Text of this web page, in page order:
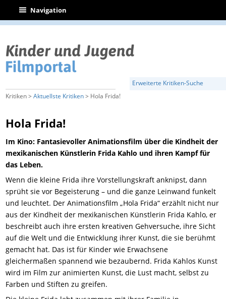
| Navigation
Erweiterte Kritiken-Suche
Kritiken >Aktuellste Kritiken> Hola Frida!
Hola Frida!
Im Kino: Fantasievoller Animationsfilm über die Kindheit der
mexikanischen Künstlerin Frida Kahlo und ihren Kampf für
das Leben.
Wenn die kleine Frida ihre Vorstellungskraft anknipst, dann
sprüht sie vor Begeisterung – und die ganze Leinwand funkelt
und leuchtet. Der Animationsfilm „Hola Frida“ erzählt nicht nur
aus der Kindheit der mexikanischen Künstlerin Frida Kahlo, er
beschreibt auch ihre ersten kreativen Gehversuche, ihre Sicht
auf die Welt und die Entwicklung ihrer Kunst, die sie berühmt
gemacht hat. Das ist für Kinder wie Erwachsene
gleichermaßen spannend wie bezaubernd. Frida Kahlos Kunst
wird im Film zur animierten Kunst, die Lust macht, selbst zu
Farben und Stiften zu greifen.